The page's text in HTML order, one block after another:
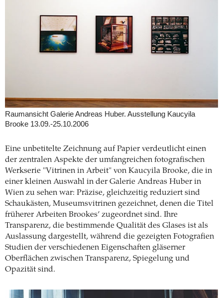
Raumansicht Galerie Andreas Huber. Ausstellung Kaucyila
Brooke 13.09.-25.10.2006
Eine unbetitelte Zeichnung auf Papier verdeutlicht einen
der zentralen Aspekte der umfangreichen fotografischen
Werkserie "Vitrinen in Arbeit" von Kaucyila Brooke, die in
einer kleinen Auswahl in der Galerie Andreas Huber in
Wien zu sehen war: Präzise, gleichzeitig reduziert sind
Schaukästen, Museumsvitrinen gezeichnet, denen die Titel
früherer Arbeiten Brookes’ zugeordnet sind. Ihre
Transparenz, die bestimmende Qualität des Glases ist als
Auslassung dargestellt, während die gezeigten Fotografien
Studien der verschiedenen Eigenschaften gläserner
Oberflächen zwischen Transparenz, Spiegelung und
Opazität sind.